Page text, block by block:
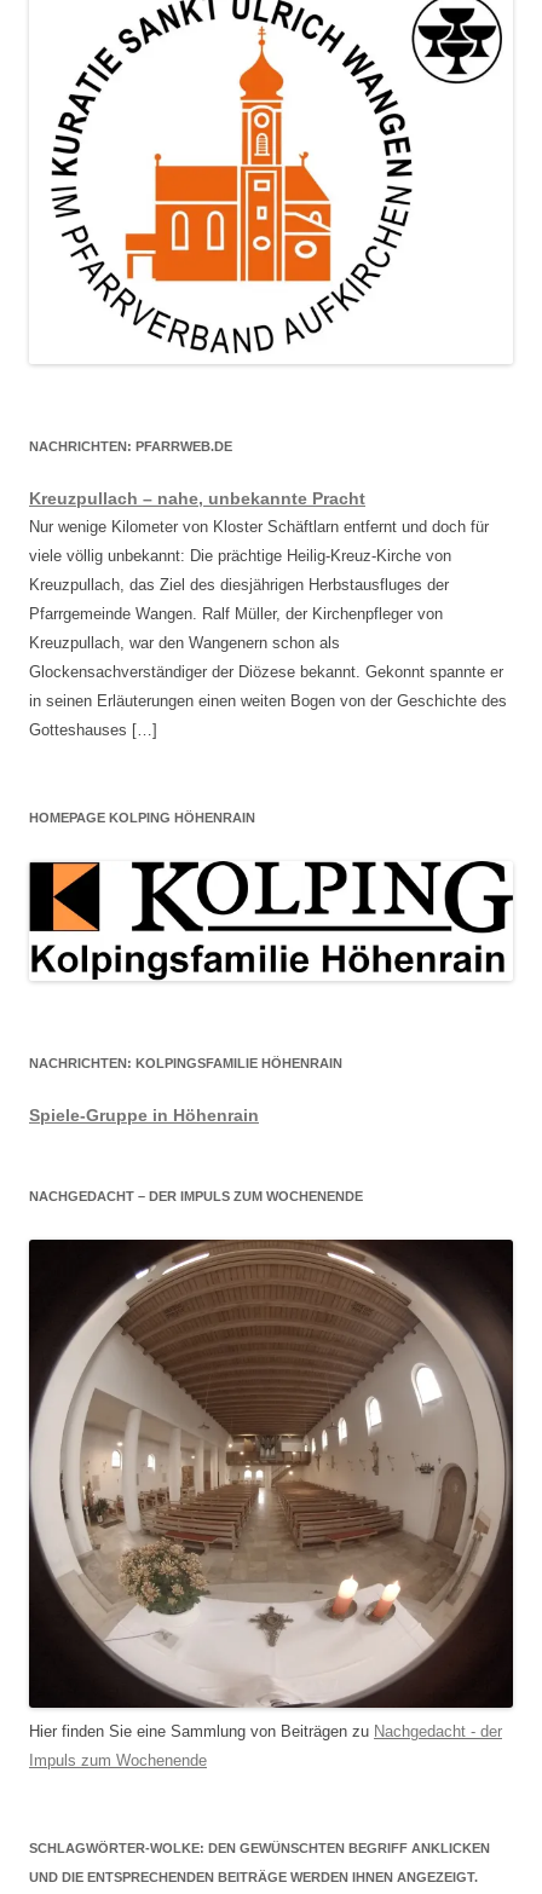
NACHRICHTEN: PFARRWEB.DE
Kreuzpullach – nahe, unbekannte Pracht
Nur wenige Kilometer von Kloster Schäftlarn entfernt und doch für
viele völlig unbekannt: Die prächtige Heilig-Kreuz-Kirche von
Kreuzpullach, das Ziel des diesjährigen Herbstausfluges der
Pfarrgemeinde Wangen. Ralf Müller, der Kirchenpfleger von
Kreuzpullach, war den Wangenern schon als
Glockensachverständiger der Diözese bekannt. Gekonnt spannte er
in seinen Erläuterungen einen weiten Bogen von der Geschichte des
Gotteshauses […]
HOMEPAGE KOLPING HÖHENRAIN
NACHRICHTEN: KOLPINGSFAMILIE HÖHENRAIN
Spiele-Gruppe in Höhenrain
NACHGEDACHT – DER IMPULS ZUM WOCHENENDE
Hier finden Sie eine Sammlung von Beiträgen zu Nachgedacht - der
Impuls zum Wochenende
SCHLAGWÖRTER-WOLKE: DEN GEWÜNSCHTEN BEGRIFF ANKLICKEN
UND DIE ENTSPRECHENDEN BEITRÄGE WERDEN IHNEN ANGEZEIGT.